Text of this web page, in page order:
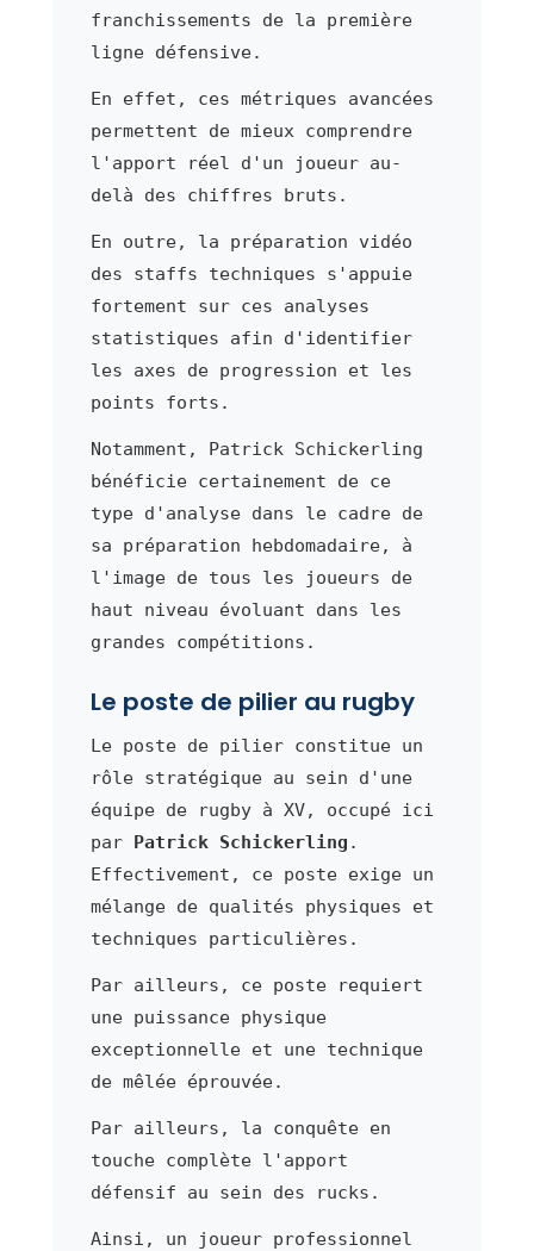
franchissements de la première
ligne défensive.
En effet, ces métriques avancées
permettent de mieux comprendre
l'apport réel d'un joueur au-
delà des chiffres bruts.
En outre, la préparation vidéo
des staffs techniques s'appuie
fortement sur ces analyses
statistiques afin d'identifier
les axes de progression et les
points forts.
Notamment, Patrick Schickerling
bénéficie certainement de ce
type d'analyse dans le cadre de
sa préparation hebdomadaire, à
l'image de tous les joueurs de
haut niveau évoluant dans les
grandes compétitions.
Le poste de pilier au rugby
Le poste de pilier constitue un
rôle stratégique au sein d'une
équipe de rugby à XV, occupé ici
par Patrick Schickerling .
Effectivement, ce poste exige un
mélange de qualités physiques et
techniques particulières.
Par ailleurs, ce poste requiert
une puissance physique
exceptionnelle et une technique
de mêlée éprouvée.
Par ailleurs, la conquête en
touche complète l'apport
défensif au sein des rucks.
Ainsi, un joueur professionnel